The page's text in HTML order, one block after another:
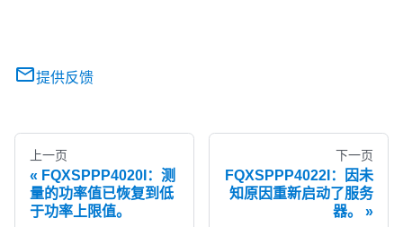
提供反馈
上一页
FQXSPPP4020I：测
量的功率值已恢复到低
于功率上限值。
下一页
FQXSPPP4022I：因未
知原因重新启动了服务
器。